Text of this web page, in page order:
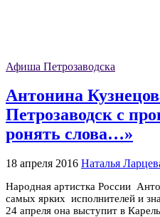
Афиша Петрозаводска
Антонина
Петрозаводск с
ронять слова…»
18 апреля 2016 Наталья
Народная артистка России
самых ярких исполнителей и
24 апреля она выступит в